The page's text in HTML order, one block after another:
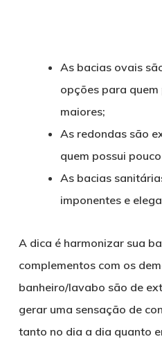
As bacias ovais
opções para
maiores;
As redondas são
quem possui
As bacias
imponentes e
A dica é harmonizar sua
complementos com os
banheiro/lavabo são de
gerar uma sensação de
tanto no dia a dia quanto